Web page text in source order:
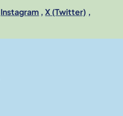
Instagram
X (Twitter)